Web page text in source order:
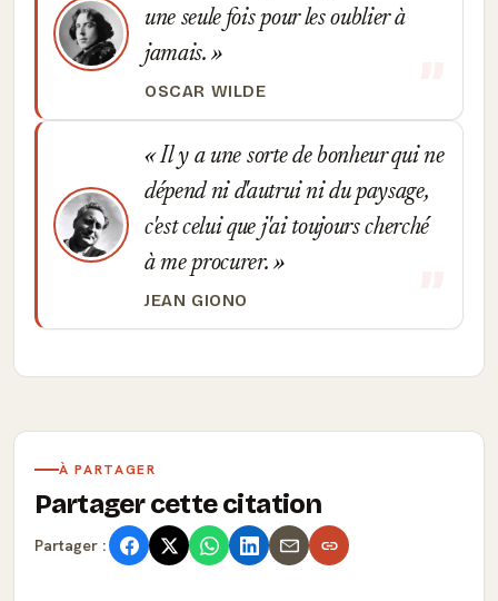
une seule fois pour les oublier à
jamais.
OSCAR WILDE
Il y a une sorte de bonheur qui ne
dépend ni d'autrui ni du paysage,
c'est celui que j'ai toujours cherché
à me procurer.
JEAN GIONO
À PARTAGER
Partager cette citation
Partager :